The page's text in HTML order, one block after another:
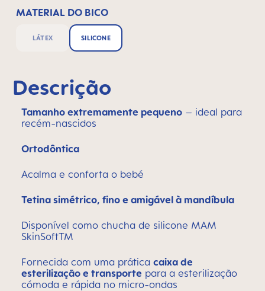
MATERIAL DO BICO
LÁTEX SILICONE
Descrição
Tamanho extremamente pequeno – ideal para
recém-nascidos
Ortodôntica
Acalma e conforta o bebé
Tetina simétrico, fino e amigável à mandíbula
Disponível como chucha de silicone MAM
SkinSoftTM
Fornecida com uma prática caixa de
esterilização e transporte para a esterilização
cómoda e rápida no micro-ondas